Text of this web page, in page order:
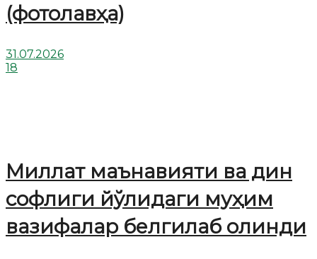
(фотолавҳа)
31.07.2026
18
Миллат маънавияти ва дин
софлиги йўлидаги муҳим
вазифалар белгилаб олинди